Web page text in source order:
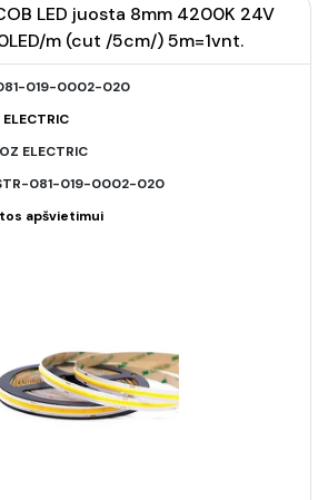
LED juosta 8mm 4200K 24V
m (cut /5cm/) 5m=1vnt.
019-0002-020
ELECTRIC
081-019-0002-020
apšvietimui